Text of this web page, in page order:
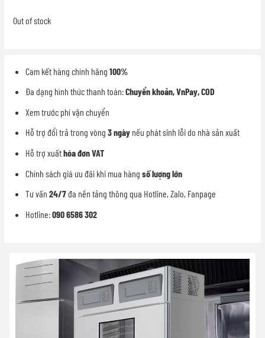
Out of stock
Cam kết hàng chính hãng 100%
Đa dạng hình thức thanh toán:Chuyển khoản, VnPay, COD
Xem trước phí vận chuyển
Hỗ trợ đổi trả trong vòng 3 ngày nếu phát sinh lỗi do nhà sản xuất
Hỗ trợ xuấthóa đơn VAT
Chính sách giá ưu đãi khi mua hàng số lượng lớn
Tư vấn 24/7đa nền tảng thông qua Hotline, Zalo, Fanpage
Hotline:090 6586 302